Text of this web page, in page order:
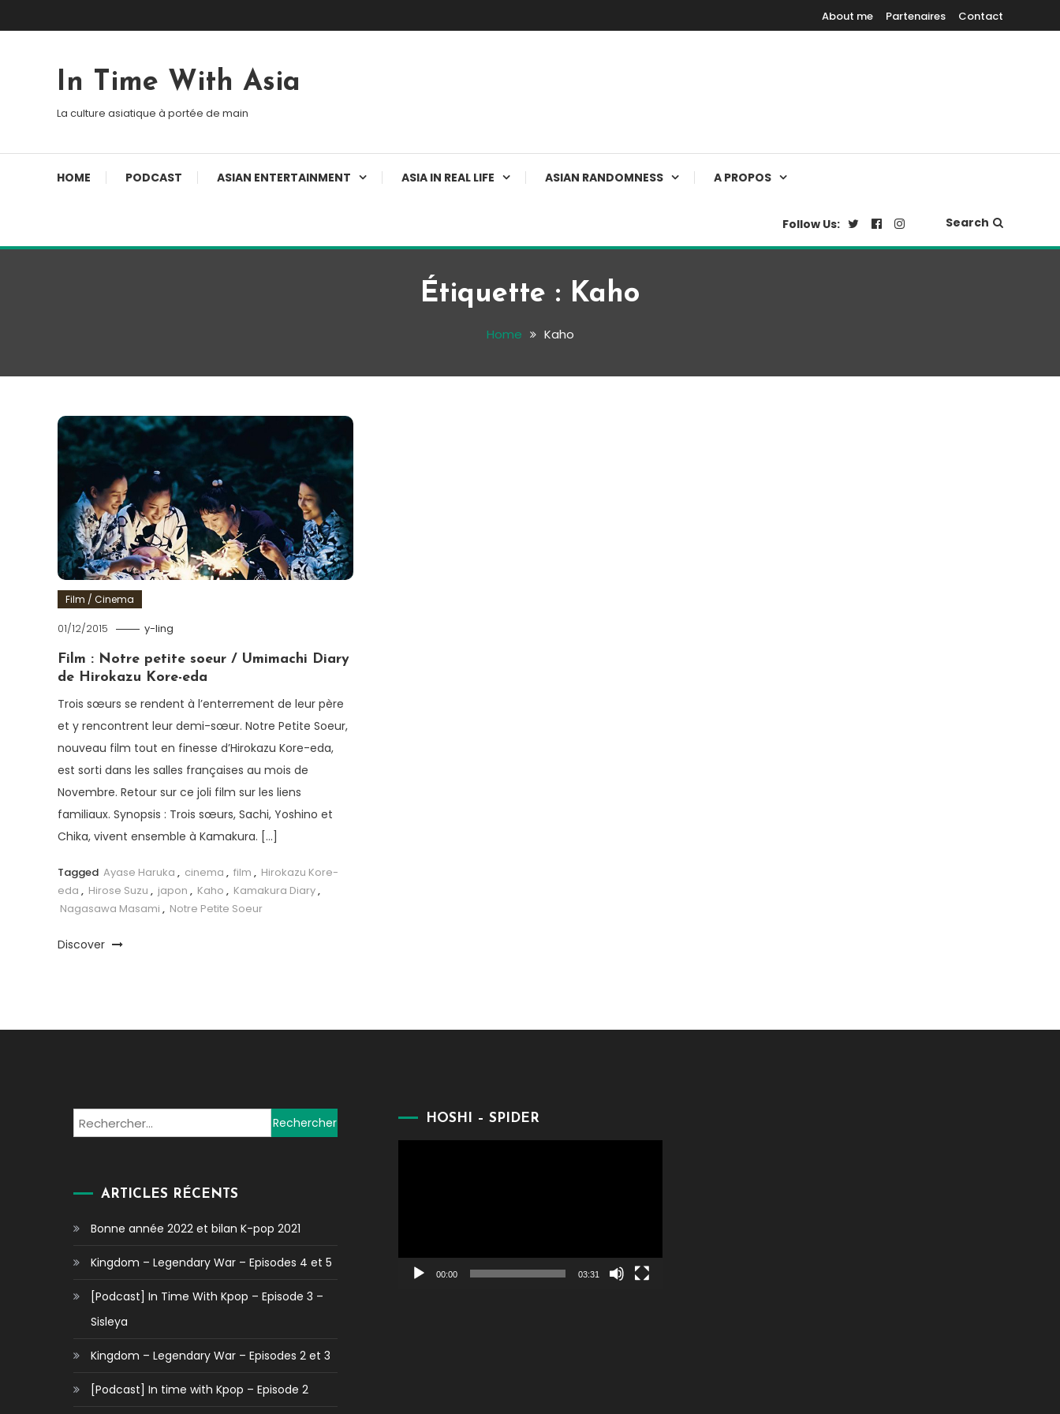
About me Partenaires Contact
In Time With Asia
La culture asiatique à portée de main
HOME PODCAST ASIAN ENTERTAINMENT ASIA IN REAL LIFE ASIAN RANDOMNESS A PROPOS
Follow Us: Search
Étiquette : Kaho
Home Kaho
Film / Cinema
01/12/2015 y-ling
Film : Notre petite soeur / Umimachi Diary
de Hirokazu Kore-eda
Trois sœurs se rendent à l’enterrement de leur père
et y rencontrent leur demi-sœur. Notre Petite Soeur,
nouveau film tout en finesse d’Hirokazu Kore-eda,
est sorti dans les salles françaises au mois de
Novembre. Retour sur ce joli film sur les liens
familiaux. Synopsis : Trois sœurs, Sachi, Yoshino et
Chika, vivent ensemble à Kamakura. […]
Tagged Ayase Haruka , cinema , film , Hirokazu Kore-
eda , Hirose Suzu , japon , Kaho , Kamakura Diary,
Nagasawa Masami , Notre Petite Soeur
Discover
Rechercher :
ARTICLES RÉCENTS
Bonne année 2022 et bilan K-pop 2021
Kingdom – Legendary War – Episodes 4 et 5
[Podcast] In Time With Kpop – Episode 3 –
Sisleya
Kingdom – Legendary War – Episodes 2 et 3
[Podcast] In time with Kpop – Episode 2
HOSHI – SPIDER
00:00 03:31